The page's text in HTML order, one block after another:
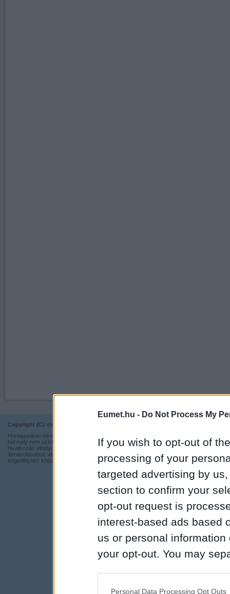
Eumet.hu - Do Not Process My
If you wish to opt-out of
processing of your
targeted advertising by
section to confirm your
opt-out request is
interest-based ads based
us or personal
your opt-out. You may
Personal Data Processing Opt Outs
Copyright (C) www.eumet.hu Minden jog fenntartva.
Honlapunkon minden információ szabadon és ingyen használható,
bármely nem üzleti tevékenységhez a forrás pontos megjelölésével,
hivatkozás elhelyezésével. Részeinek más honlapra történő
átmásolásához viszont nem járulunk hozzá, illetve írásos
engedélyhez kötjük.
Kapcsolat